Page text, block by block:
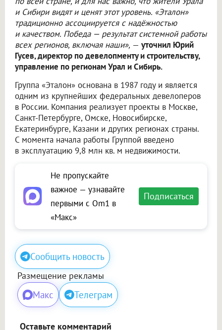
и Сибири видят и ценят этот уровень. «Эталон»
традиционно ассоциируется с надёжностью
и качеством. Победа — результат системной работы
всех регионов, включая наши», — уточнил Юрий
Гусев, директор по девелопменту и строительству,
управление по регионам Урал и Сибирь.
Группа «Эталон» основана в 1987 году и является
одним из крупнейших федеральных девелоперов
в России. Компания реализует проекты в Москве,
Санкт-Петербурге, Омске, Новосибирске,
Екатеринбурге, Казани и других регионах страны.
С момента начала работы Группой введено
в эксплуатацию 9,8 млн кв. м недвижимости.
Не пропускайте
важное — узнавайте
первыми с Om1 в
«Макс»
Подписаться
Сообщить новость
Размещение рекламы
Макс Телеграм
Оставьте комментарий